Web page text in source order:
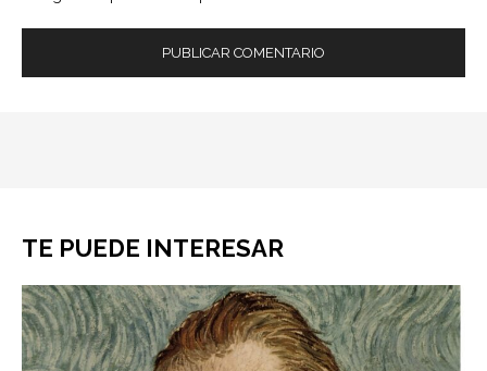
TE PUEDE INTERESAR